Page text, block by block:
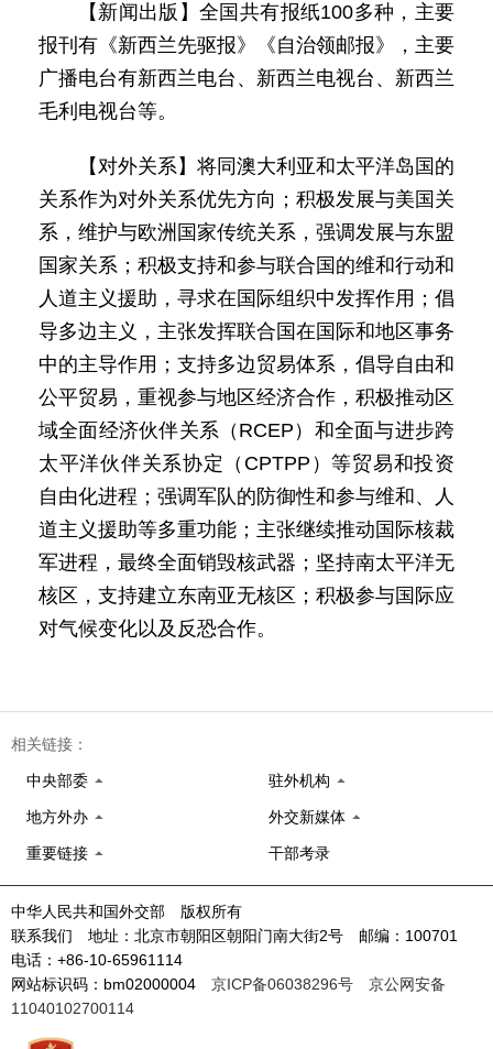
【新闻出版】全国共有报纸100多种，主要
报刊有《新西兰先驱报》《自治领邮报》，主要
广播电台有新西兰电台、新西兰电视台、新西兰
毛利电视台等。
【对外关系】将同澳大利亚和太平洋岛国的
关系作为对外关系优先方向；积极发展与美国关
系，维护与欧洲国家传统关系，强调发展与东盟
国家关系；积极支持和参与联合国的维和行动和
人道主义援助，寻求在国际组织中发挥作用；倡
导多边主义，主张发挥联合国在国际和地区事务
中的主导作用；支持多边贸易体系，倡导自由和
公平贸易，重视参与地区经济合作，积极推动区
域全面经济伙伴关系（RCEP）和全面与进步跨
太平洋伙伴关系协定（CPTPP）等贸易和投资
自由化进程；强调军队的防御性和参与维和、人
道主义援助等多重功能；主张继续推动国际核裁
军进程，最终全面销毁核武器；坚持南太平洋无
核区，支持建立东南亚无核区；积极参与国际应
对气候变化以及反恐合作。
相关链接：
中央部委 驻外机构
地方外办 外交新媒体
重要链接 干部考录
中华人民共和国外交部 版权所有
联系我们 地址：北京市朝阳区朝阳门南大街2号 邮编：100701
电话：+86-10-65961114
网站标识码：bm02000004 京ICP备06038296号
京公网安备
11040102700114